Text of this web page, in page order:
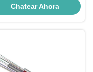
blindados de fibra óptica de
núcleo
Chatear Ahora